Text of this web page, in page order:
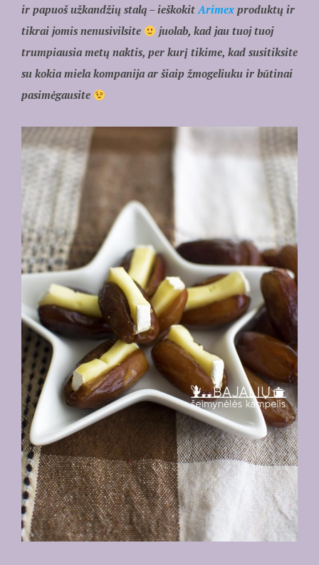
ir papuoš užkandžių stalą – ieškokitArimex produktų ir
tikrai jomis nenusivilsite
juolab, kad jau tuoj tuoj
trumpiausia metų naktis, per kurį tikime, kad susitiksite
su kokia miela kompanija ar šiaip žmogeliuku ir būtinai
pasimėgausite